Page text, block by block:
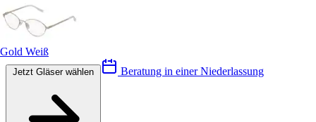
Gold Weiß
Beratung in einer Niederlassung